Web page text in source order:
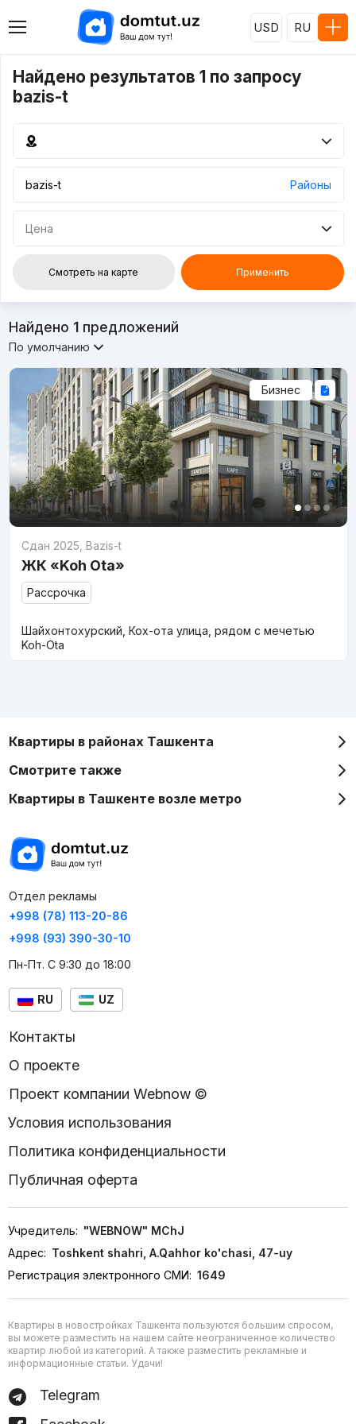
USD RU
Найдено результатов 1 по запросу
bazis-t
Районы
Цена
Смотреть на карте Применить
Найдено 1предложений
По умолчанию
Бизнес
Сдан 2025 Bazis-t
ЖК «Koh Ota»
Рассрочка
Шайхонтохурский, Кох-ота улица, рядом с мечетью
Koh-Ota
Квартиры в районах Ташкента
Смотрите также
Квартиры в Ташкенте возле метро
Отдел рекламы
+998 (78) 113-20-86
+998 (93) 390-30-10
Пн-Пт. С 9:30 до 18:00
RU UZ
Контакты
О проекте
Проект компании Webnow ©
Условия использования
Политика конфиденциальности
Публичная оферта
Учредитель: "WEBNOW" MChJ
Адрес: Toshkent shahri, A.Qahhor ko'chasi, 47-uy
Регистрация электронного СМИ: 1649
Квартиры в новостройках Ташкента пользуются большим спросом,
вы можете разместить на нашем сайте неограниченное количество
квартир любой из категорий. А также разместить рекламные и
информационные статьи. Удачи!
Telegram